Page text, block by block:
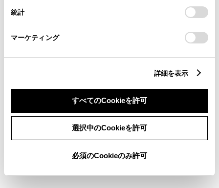
設定の変更、同意を撤回したりするにあたっては、当社の
「Cookie（クッキー）情報の取り扱いについて
」をご覧くだ
統計
マーケティング
詳細を表示
すべてのCookieを許可
選択中のCookieを許可
必須のCookieのみ許可